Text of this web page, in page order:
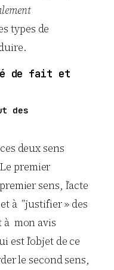
types de
de fait et
des
deux sens
premier
sens, l’acte
à ”justifier » des
à mon avis
est l’objet de ce
le second sens,